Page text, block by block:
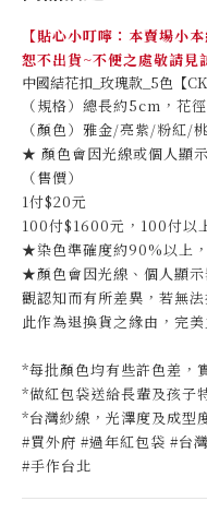
【貼心小叮嚀：本賣場小
恕不出貨~不便之處敬請見
中國結花扣_玫瑰款_5色【
（規格）總長約5cm，花
（顏色）雅金/亮紫/粉紅/
★ 顏色會因光線或個人顯
（售價）
1付$20元
100付$1600元，100付以
★染色準確度約90%以上
★顏色會因光線、個人顯
觀認知而有所差異，若無
此作為退換貨之緣由，完
*每批顏色均有些許色差，
*做紅包袋送給長輩及孩子
*台灣紗線，光澤度及成型
#買外府 #過年紅包袋 #台
#手作台北